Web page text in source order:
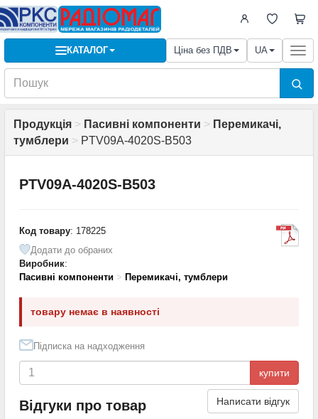
КАТАЛОГ Ціна без ПДВ UA
Продукція > Пасивні компоненти > Перемикачі,
тумблери > PTV09A-4020S-B503
PTV09A-4020S-B503
Код товару: 178225
Додати до обраних
Виробник:
Пасивні компоненти > Перемикачі, тумблери
товару немає в наявності
Підписка на надходження
купити
Відгуки про товар Написати відгук